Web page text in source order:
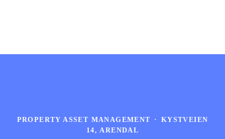
PROPERTY ASSET MANAGEMENT ·
KYSTVEIEN
14, ARENDAL